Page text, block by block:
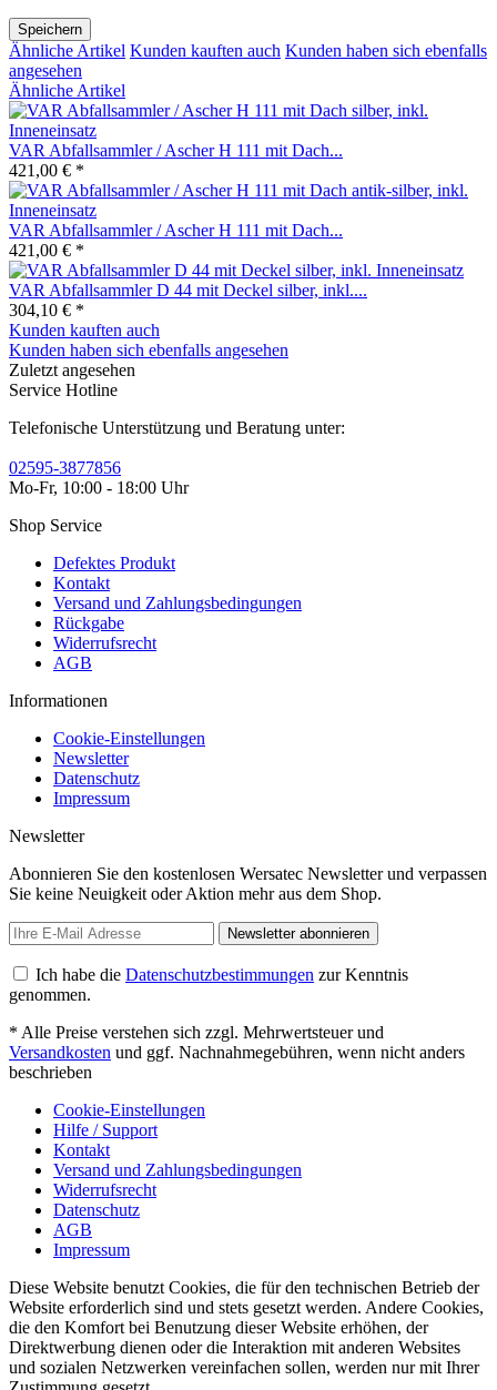
Speichern
Ähnliche Artikel Kunden kauften auch Kunden haben sich ebenfalls
angesehen
Ähnliche Artikel
VAR Abfallsammler / Ascher H 111 mit Dach...
421,00 € *
VAR Abfallsammler / Ascher H 111 mit Dach...
421,00 € *
VAR Abfallsammler D 44 mit Deckel silber, inkl....
304,10 € *
Kunden kauften auch
Kunden haben sich ebenfalls angesehen
Zuletzt angesehen
Service Hotline
Telefonische Unterstützung und Beratung unter:
02595-3877856
Mo-Fr, 10:00 - 18:00 Uhr
Shop Service
Defektes Produkt
Kontakt
Versand und Zahlungsbedingungen
Rückgabe
Widerrufsrecht
AGB
Informationen
Cookie-Einstellungen
Newsletter
Datenschutz
Impressum
Newsletter
Abonnieren Sie den kostenlosen Wersatec Newsletter und verpassen
Sie keine Neuigkeit oder Aktion mehr aus dem Shop.
Newsletter abonnieren
Ich habe die Datenschutzbestimmungen zur Kenntnis
genommen.
* Alle Preise verstehen sich zzgl. Mehrwertsteuer und
Versandkosten und ggf. Nachnahmegebühren, wenn nicht anders
beschrieben
Cookie-Einstellungen
Hilfe / Support
Kontakt
Versand und Zahlungsbedingungen
Widerrufsrecht
Datenschutz
AGB
Impressum
Diese Website benutzt Cookies, die für den technischen Betrieb der
Website erforderlich sind und stets gesetzt werden. Andere Cookies,
die den Komfort bei Benutzung dieser Website erhöhen, der
Direktwerbung dienen oder die Interaktion mit anderen Websites
und sozialen Netzwerken vereinfachen sollen, werden nur mit Ihrer